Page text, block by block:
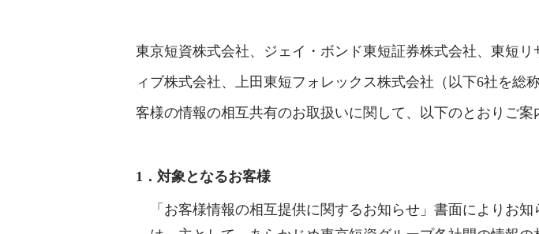
東京短資株式会社、ジェイ・ボンド東短証券株式会社、東短
ィブ株式会社、上田東短フォレックス株式会社（以下6社を
客様の情報の相互共有のお取扱いに関して、以下のとおりご案
1．対象となるお客様
「お客様情報の相互提供に関するお知らせ」書面によりお